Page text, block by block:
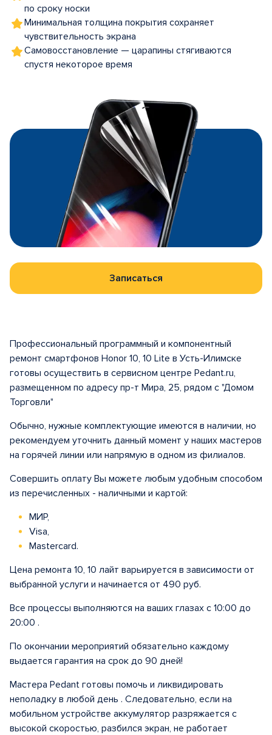
по сроку носки
Минимальная толщина покрытия сохраняет
чувствительность экрана
Самовосстановление — царапины стягиваются
спустя некоторое время
Записаться
Профессиональный программный и компонентный
ремонт смартфонов Honor 10, 10 Lite в Усть-Илимске
готовы осуществить в сервисном центре Pedant.ru,
размещенном по адресу пр-т Мира, 25, рядом с "Домом
Торговли"
Обычно, нужные комплектующие имеются в наличии, но
рекомендуем уточнить данный момент у наших мастеров
на горячей линии или напрямую в одном из филиалов.
Совершить оплату Вы можете любым удобным способом
из перечисленных - наличными и картой:
МИР,
Visa,
Mastercard.
Цена ремонта 10, 10 лайт варьируется в зависимости от
выбранной услуги и начинается от 490 руб.
Все процессы выполняются на ваших глазах с 10:00 до
20:00 .
По окончании мероприятий обязательно каждому
выдается гарантия на срок до 90 дней!
Мастера Pedant готовы помочь и ликвидировать
неполадку в любой день . Следовательно, если на
мобильном устройстве аккумулятор разряжается с
высокой скоростью, разбился экран, не работает